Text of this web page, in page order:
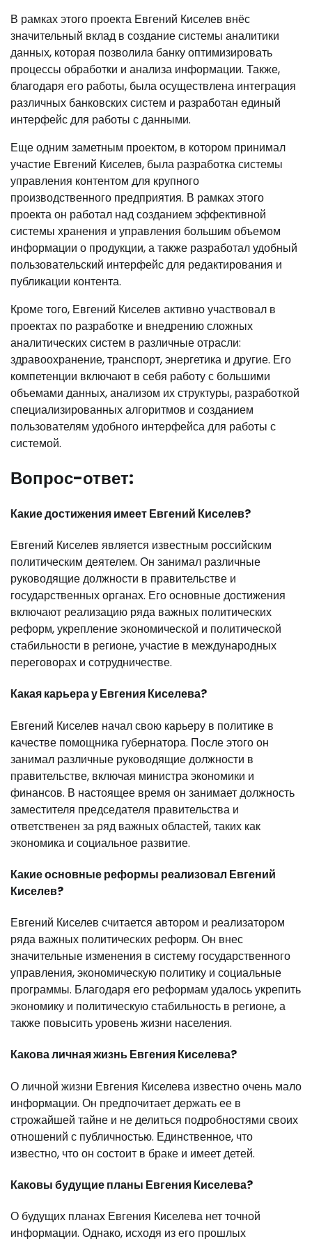
В рамках этого проекта Евгений Киселев внёс
значительный вклад в создание системы аналитики
данных, которая позволила банку оптимизировать
процессы обработки и анализа информации. Также,
благодаря его работы, была осуществлена интеграция
различных банковских систем и разработан единый
интерфейс для работы с данными.
Еще одним заметным проектом, в котором принимал
участие Евгений Киселев, была разработка системы
управления контентом для крупного
производственного предприятия. В рамках этого
проекта он работал над созданием эффективной
системы хранения и управления большим объемом
информации о продукции, а также разработал удобный
пользовательский интерфейс для редактирования и
публикации контента.
Кроме того, Евгений Киселев активно участвовал в
проектах по разработке и внедрению сложных
аналитических систем в различные отрасли:
здравоохранение, транспорт, энергетика и другие. Его
компетенции включают в себя работу с большими
объемами данных, анализом их структуры, разработкой
специализированных алгоритмов и созданием
пользователям удобного интерфейса для работы с
системой.
Вопрос-ответ:
Какие достижения имеет Евгений Киселев?
Евгений Киселев является известным российским
политическим деятелем. Он занимал различные
руководящие должности в правительстве и
государственных органах. Его основные достижения
включают реализацию ряда важных политических
реформ, укрепление экономической и политической
стабильности в регионе, участие в международных
переговорах и сотрудничестве.
Какая карьера у Евгения Киселева?
Евгений Киселев начал свою карьеру в политике в
качестве помощника губернатора. После этого он
занимал различные руководящие должности в
правительстве, включая министра экономики и
финансов. В настоящее время он занимает должность
заместителя председателя правительства и
ответственен за ряд важных областей, таких как
экономика и социальное развитие.
Какие основные реформы реализовал Евгений
Киселев?
Евгений Киселев считается автором и реализатором
ряда важных политических реформ. Он внес
значительные изменения в систему государственного
управления, экономическую политику и социальные
программы. Благодаря его реформам удалось укрепить
экономику и политическую стабильность в регионе, а
также повысить уровень жизни населения.
Какова личная жизнь Евгения Киселева?
О личной жизни Евгения Киселева известно очень мало
информации. Он предпочитает держать ее в
строжайшей тайне и не делиться подробностями своих
отношений с публичностью. Единственное, что
известно, что он состоит в браке и имеет детей.
Каковы будущие планы Евгения Киселева?
О будущих планах Евгения Киселева нет точной
информации. Однако, исходя из его прошлых